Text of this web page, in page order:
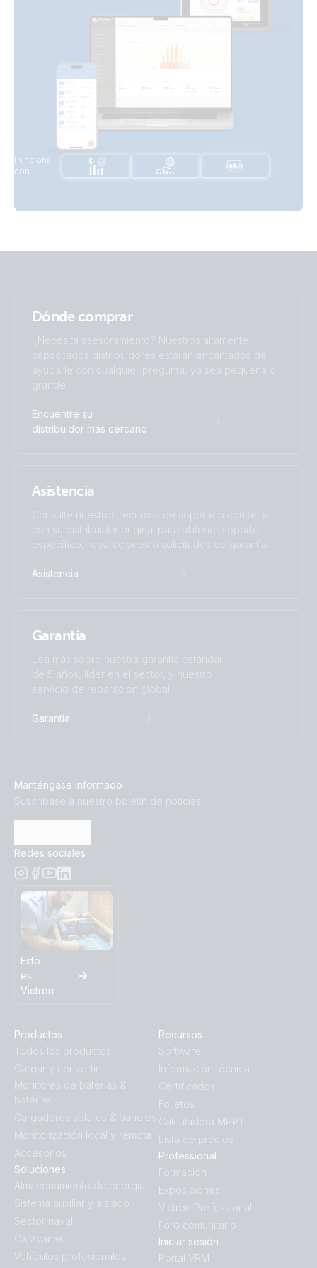
Funciona
con
Dónde comprar
¿Necesita asesoramiento? Nuestros altamente
capacitados distribuidores estarán encantados de
ayudarle con cualquier pregunta, ya sea pequeña o
grande.
Encuentre su
distribuidor más cercano
Asistencia
Consulte nuestros recursos de soporte o contacte
con su distribuidor original para obtener soporte
específico, reparaciones o solicitudes de garantía.
Asistencia
Garantía
Lea más sobre nuestra garantía estándar
de 5 años, líder en el sector, y nuestro
servicio de reparación global.
Garantía
Manténgase informado
Suscríbase a nuestro boletín de noticias
Redes sociales
Esto
es
Victron
Productos
Todos los productos
Cargar y convertir
Monitores de baterías &
baterías
Cargadores solares & paneles
Monitorización local y remota
Accesorios
Soluciones
Almacenamiento de energía
Sistema auxiliar y aislado
Sector naval
Caravanas
Vehículos profesionales
Recursos
Software
Información técnica
Certificados
Folletos
Calculadora MPPT
Lista de precios
Professional
Formación
Exposiciones
Victron Professional
Foro comunitario
Iniciar sesión
Portal VRM